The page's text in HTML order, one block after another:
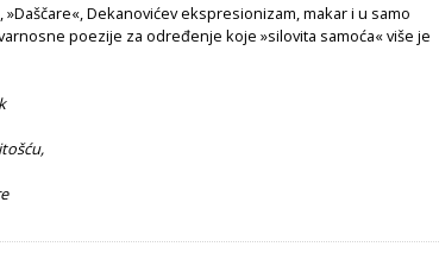
Dekanovićev ekspresionizam, makar i u samo
poezije za određenje koje »silovita samoća« više je